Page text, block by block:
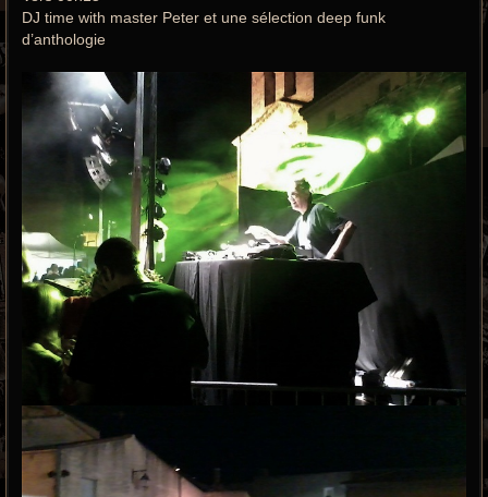
DJ time with master Peter et une sélection deep funk
d’anthologie